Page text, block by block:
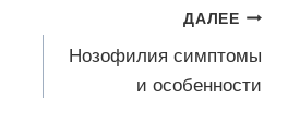
ДАЛЕЕ
Нозофилия симптомы
и особенности